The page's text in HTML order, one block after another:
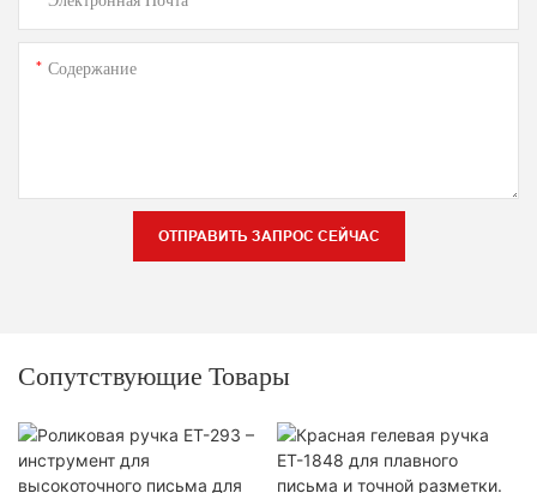
Содержание
ОТПРАВИТЬ ЗАПРОС СЕЙЧАС
Сопутствующие Товары